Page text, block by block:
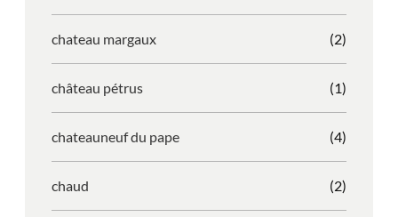
chateau margaux (2)
château pétrus (1)
chateauneuf du pape (4)
chaud (2)